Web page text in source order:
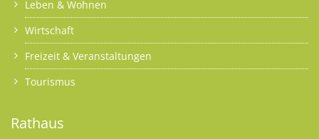
Leben & Wohnen
Wirtschaft
Freizeit & Veranstaltungen
Tourismus
Rathaus